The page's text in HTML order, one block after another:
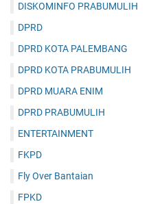
DISKOMINFO PRABUMULIH
DPRD
DPRD KOTA PALEMBANG
DPRD KOTA PRABUMULIH
DPRD MUARA ENIM
DPRD PRABUMULIH
ENTERTAINMENT
FKPD
Fly Over Bantaian
FPKD